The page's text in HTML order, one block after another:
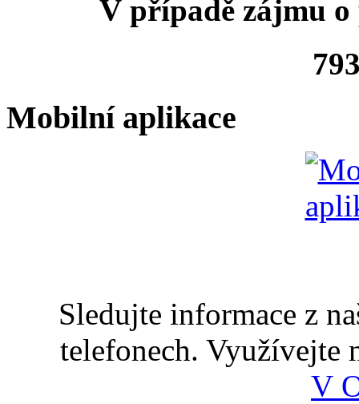
V případě zájmu
Mobilní aplikace
Sledujte informace z
telefonech. Využívejte
V